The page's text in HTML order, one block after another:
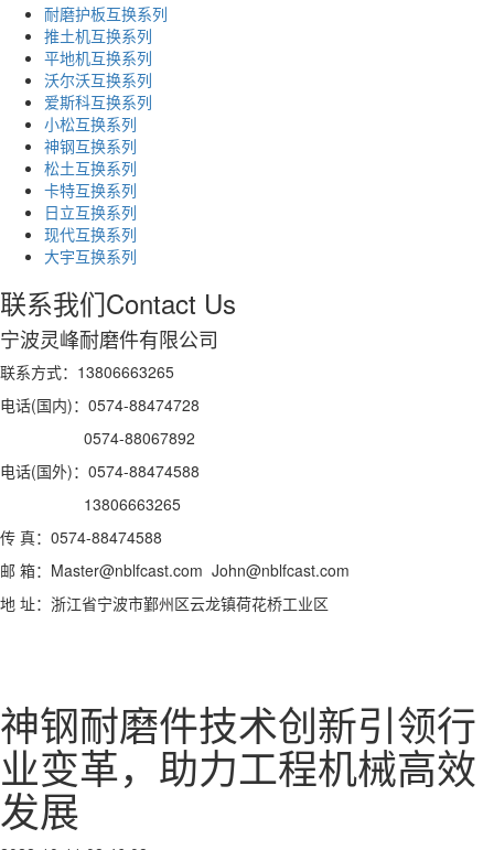
耐磨护板互换系列
推土机互换系列
平地机互换系列
沃尔沃互换系列
爱斯科互换系列
小松互换系列
神钢互换系列
松土互换系列
卡特互换系列
日立互换系列
现代互换系列
大宇互换系列
联系我们Contact Us
宁波灵峰耐磨件有限公司
联系方式：13806663265
电话(国内)：0574-88474728
0574-88067892
电话(国外)：0574-88474588
13806663265
传 真：0574-88474588
邮 箱：Master@nblfcast.com John@nblfcast.com
地 址：浙江省宁波市鄞州区云龙镇荷花桥工业区
神钢耐磨件技术创新引领行
业变革，助力工程机械高效
发展